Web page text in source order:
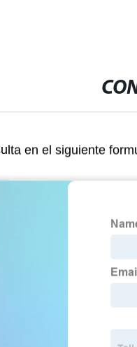
en el siguiente